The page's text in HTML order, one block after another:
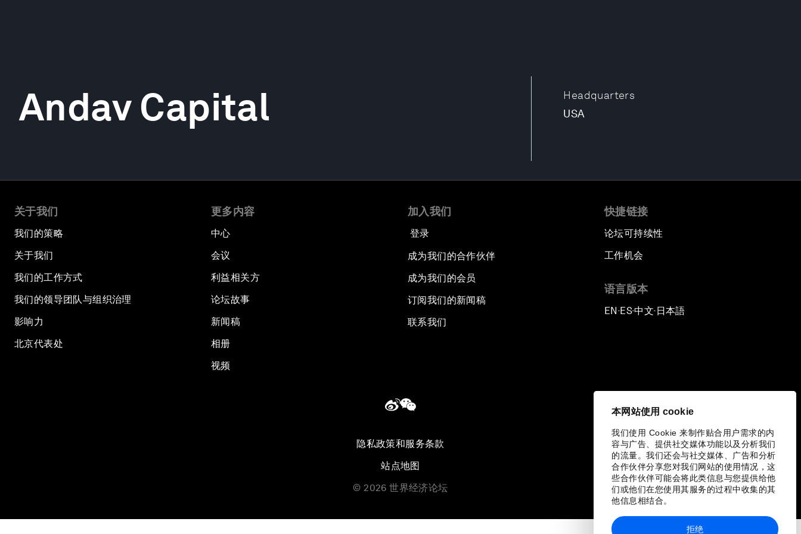
本网站使用 cookie
我们使用 Cookie 来制作贴合用户需求的内
容与广告、提供社交媒体功能以及分析我们
的流量。我们还会与社交媒体、广告和分析
合作伙伴分享您对我们网站的使用情况，这
些合作伙伴可能会将此类信息与您提供给他
们或他们在您使用其服务的过程中收集的其
他信息相结合。
拒绝
Headquarters
USA
Andav Capital
关于我们
我们的策略
关于我们
我们的工作方式
我们的领导团队与组织治理
影响力
北京代表处
更多内容
中心
会议
利益相关方
论坛故事
新闻稿
相册
视频
加入我们
登录
成为我们的合作伙伴
成为我们的会员
订阅我们的新闻稿
联系我们
快捷链接
论坛可持续性
工作机会
语言版本
EN ▪ES▪中文▪ 日本語
隐私政策和服务条款
站点地图
© 2026 世界经济论坛